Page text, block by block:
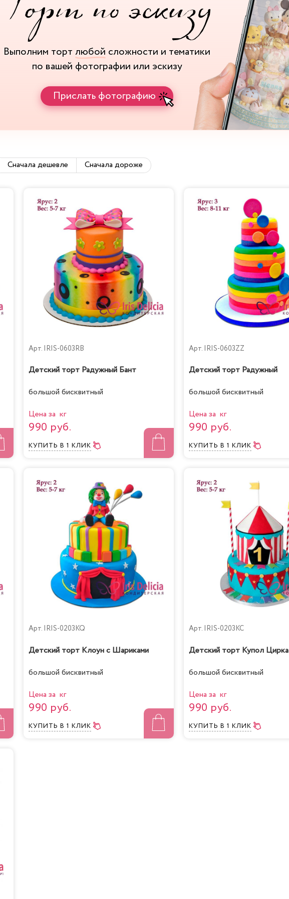
Выполним торт любой сложности и тематики
по вашей фотографии или эскизу
Прислать фотографию
Сначала дешевле Сначала дороже
Арт. IRIS-0603RB
Детский торт Радужный Бант
большой бисквитный
Цена за кг
990 руб.
КУПИТЬ В 1 КЛИК
Арт. IRIS-0603ZZ
Детский торт Радужный
большой бисквитный
Цена за кг
990 руб.
КУПИТЬ В 1 КЛИК
Арт. IRIS-0203KQ
Детский торт Клоун с Шариками
большой бисквитный
Цена за кг
990 руб.
КУПИТЬ В 1 КЛИК
Арт. IRIS-0203KC
Детский торт Купол Цирка
большой бисквитный
Цена за кг
990 руб.
КУПИТЬ В 1 КЛИК